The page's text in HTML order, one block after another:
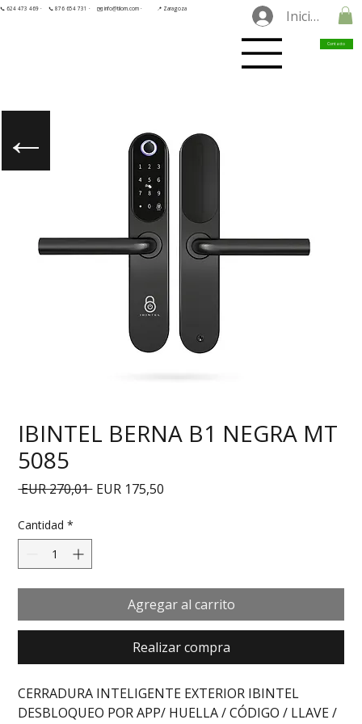
📞 624 473 469 · 📞 876 654 731 · ✉️ info@tilorn.com · 📍 Zaragoza Iniciar
Contacto
IBINTEL BERNA B1 NEGRA MT
5085
EUR 270,01 Precio
EUR 175,50
Cantidad *
Agregar al carrito
Realizar compra
CERRADURA INTELIGENTE EXTERIOR IBINTEL
DESBLOQUEO POR APP/ HUELLA / CÓDIGO / LLAVE /
←